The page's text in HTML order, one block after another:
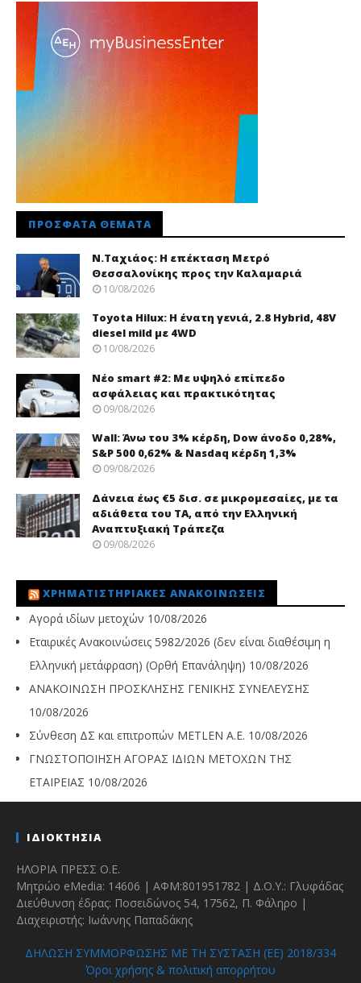
ΠΡΌΣΦΑΤΑ ΘΈΜΑΤΑ
Ν.Ταχιάος: Η επέκταση Μετρό
Θεσσαλονίκης προς την Καλαμαριά
10/08/2026
Toyota Hilux: Η ένατη γενιά, 2.8 Hybrid, 48V
diesel mild με 4WD
10/08/2026
Νέo smart #2: Με υψηλό επίπεδο
ασφάλειας και πρακτικότητας
09/08/2026
Wall: Άνω του 3% κέρδη, Dow άνοδο 0,28%,
S&P 500 0,62% & Nasdaq κέρδη 1,3%
09/08/2026
Δάνεια έως €5 δισ. σε μικρομεσαίες, με τα
αδιάθετα του ΤΑ, από την Ελληνική
Αναπτυξιακή Τράπεζα
09/08/2026
ΧΡΗΜΑΤΙΣΤΗΡΙΑΚΈΣ ΑΝΑΚΟΙΝΏΣΕΙΣ
Αγορά ιδίων μετοχών 10/08/2026
Εταιρικές Ανακοινώσεις 5982/2026 (δεν είναι διαθέσιμη η
Ελληνική μετάφραση) (Ορθή Επανάληψη) 10/08/2026
ΑΝΑΚΟΙΝΩΣΗ ΠΡΟΣΚΛΗΣΗΣ ΓΕΝΙΚΗΣ ΣΥΝΕΛΕΥΣΗΣ
10/08/2026
Σύνθεση ΔΣ και επιτροπών METLEN A.E. 10/08/2026
ΓΝΩΣΤΟΠΟΙΗΣΗ ΑΓΟΡΑΣ ΙΔΙΩΝ ΜΕΤΟΧΩΝ ΤΗΣ
ΕΤΑΙΡΕΙΑΣ 10/08/2026
ΙΔΙΟΚΤΗΣΙΑ
ΗΛΟΡΙΑ ΠΡΕΣΣ Ο.Ε.
Μητρώο eMedia: 14606 | ΑΦΜ:801951782 | Δ.Ο.Υ.: Γλυφάδας
Διεύθυνση έδρας: Ποσειδώνος 54, 17562, Π. Φάληρο |
Διαχειριστής: Ιωάννης Παπαδάκης
ΔΗΛΩΣΗ ΣΥΜΜΟΡΦΩΣΗΣ ΜΕ ΤΗ ΣΥΣΤΑΣΗ (ΕΕ) 2018/334
Όροι χρήσης & πολιτική απορρήτου